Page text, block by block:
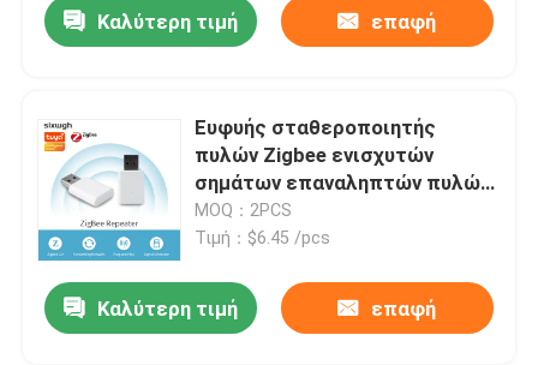
Καλύτερη τιμή επαφή
Ευφυής σταθεροποιητής
πυλών Zigbee ενισχυτών
σημάτων επαναληπτών πυλών
ZigBee γκράφιτι
MOQ：2PCS
Τιμή：$6.45 /pcs
Καλύτερη τιμή επαφή